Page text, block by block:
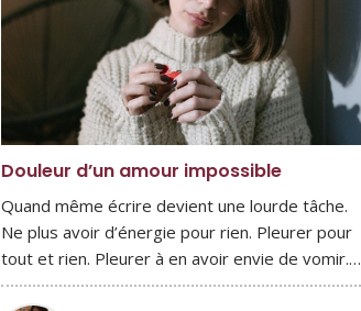
Douleur d’un amour impossible
Quand même écrire devient une lourde tâche.
Ne plus avoir d’énergie pour rien. Pleurer pour
tout et rien. Pleurer à en avoir envie de vomir.…